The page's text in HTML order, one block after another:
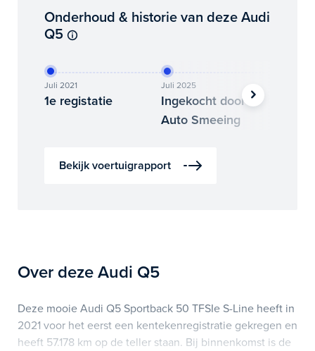
Onderhoud & historie van deze Audi
Q5
Juli 2021
1e registatie
Juli 2025
Ingekocht door
Auto Smeeing
Bekijk voertuigrapport
Over deze Audi Q5
Deze mooie Audi Q5 Sportback 50 TFSIe S-Line heeft in
2021 voor het eerst een kentekenregistratie gekregen en
heeft 57.178 km op de teller staan. Bij binnenkomst is de